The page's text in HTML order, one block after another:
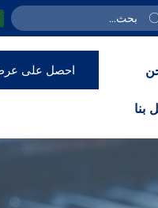
بنا
احصل على